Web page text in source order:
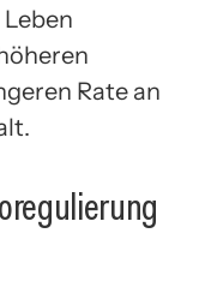
Rate an